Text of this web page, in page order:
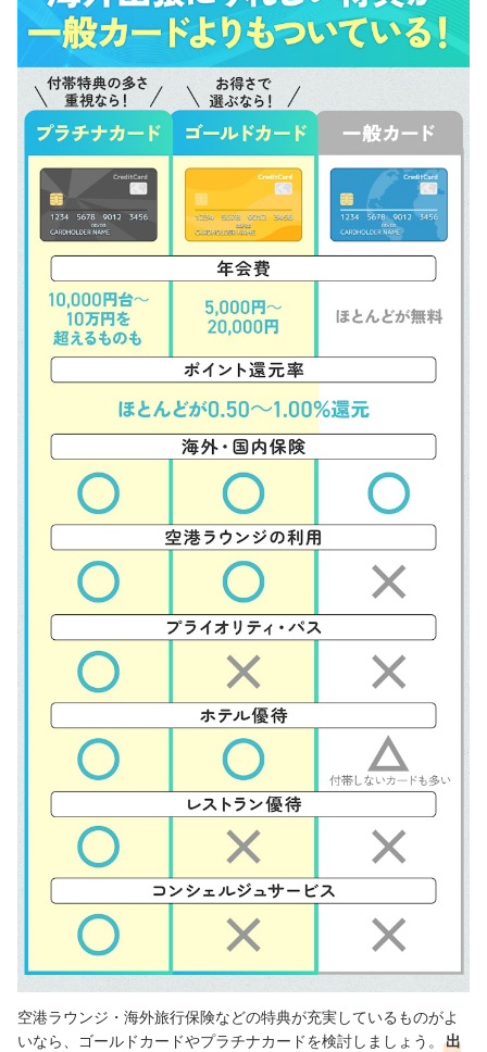
空港ラウンジ・海外旅行保険などの特典が充実しているものがよ
いなら、ゴールドカードやプラチナカードを検討しましょう。
出